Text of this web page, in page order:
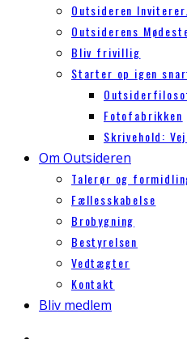
Outsideren
Outsiderens
Bliv frivillig
Starter op igen
Fotofabrikken
Skrivehold:
Om Outsideren
Talerør og
Fællesskabelse
Brobygning
Bestyrelsen
Vedtægter
Kontakt
Bliv medlem